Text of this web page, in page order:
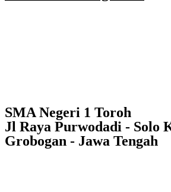
SMA Negeri 1 Toroh
Jl Raya Purwodadi - Solo
Grobogan - Jawa Tengah